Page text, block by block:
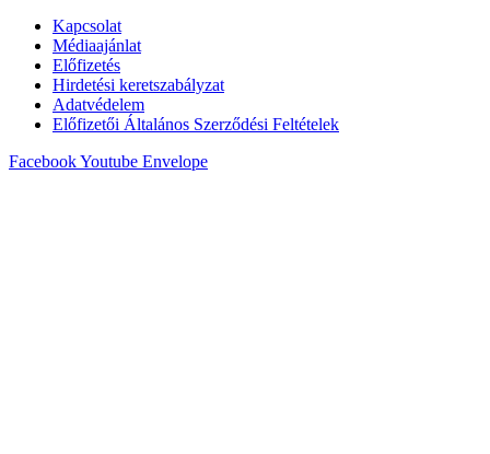
Kapcsolat
Médiaajánlat
Előfizetés
Hirdetési keretszabályzat
Adatvédelem
Előfizetői Általános Szerződési Feltételek
FacebookYoutube Envelope